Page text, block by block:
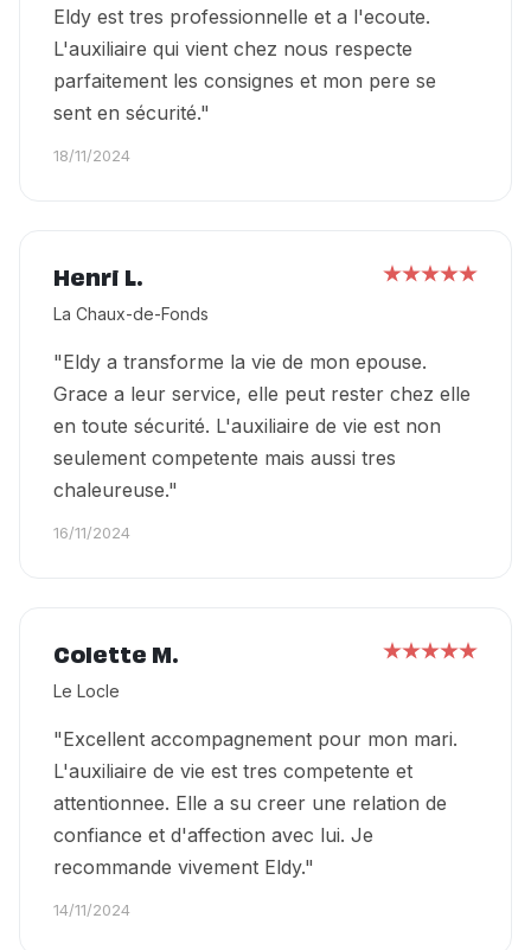
Eldy est tres professionnelle et a l'ecoute.
L'auxiliaire qui vient chez nous respecte
parfaitement les consignes et mon pere se
sent en sécurité."
18/11/2024
Henri L.
La Chaux-de-Fonds
"Eldy a transforme la vie de mon epouse.
Grace a leur service, elle peut rester chez elle
en toute sécurité. L'auxiliaire de vie est non
seulement competente mais aussi tres
chaleureuse."
16/11/2024
Colette M.
Le Locle
"Excellent accompagnement pour mon mari.
L'auxiliaire de vie est tres competente et
attentionnee. Elle a su creer une relation de
confiance et d'affection avec lui. Je
recommande vivement Eldy."
14/11/2024